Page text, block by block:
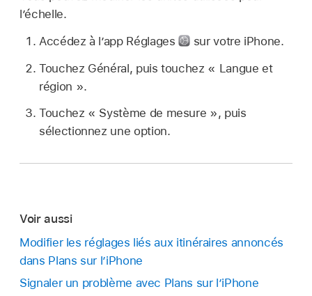
l’échelle.
Accédez à l’app Réglages
sur votre iPhone.
Touchez Général, puis touchez « Langue et
région ».
Touchez « Système de mesure », puis
sélectionnez une option.
Voir aussi
Modifier les réglages liés aux itinéraires annoncés
dans Plans sur l’iPhone
Signaler un problème avec Plans sur l’iPhone